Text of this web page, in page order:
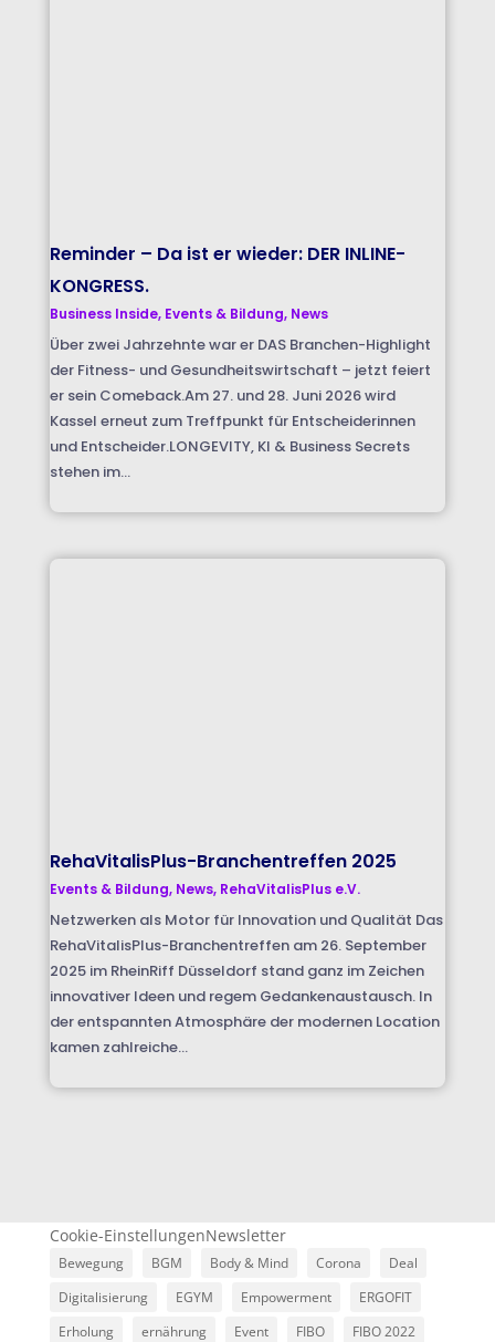
Reminder – Da ist er wieder: DER INLINE-
KONGRESS.
Business Inside, Events & Bildung, News
Über zwei Jahrzehnte war er DAS Branchen-Highlight
der Fitness- und Gesundheitswirtschaft – jetzt feiert
er sein Comeback.Am 27. und 28. Juni 2026 wird
Kassel erneut zum Treffpunkt für Entscheiderinnen
und Entscheider.LONGEVITY, KI & Business Secrets
stehen im...
RehaVitalisPlus-Branchentreffen 2025
Events & Bildung, News, RehaVitalisPlus e.V.
Netzwerken als Motor für Innovation und Qualität Das
RehaVitalisPlus-Branchentreffen am 26. September
2025 im RheinRiff Düsseldorf stand ganz im Zeichen
innovativer Ideen und regem Gedankenaustausch. In
der entspannten Atmosphäre der modernen Location
kamen zahlreiche...
Cookie-EinstellungenNewsletter
Bewegung BGM Body & Mind Corona
Deal
Digitalisierung
EGYM Empowerment
ERGOFIT
Erholung
ernährung Event FIBO
FIBO 2022